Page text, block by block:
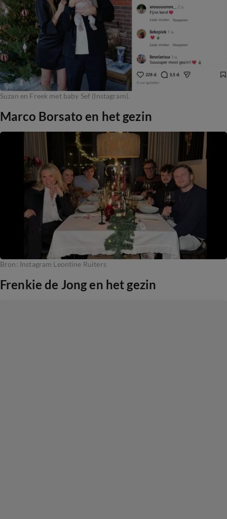
Suzan en Freek met baby Sef (Instagram).
Marco Borsato en het gezin
Bron: Instagram Leontine Ruiters
Frenkie de Jong en het gezin